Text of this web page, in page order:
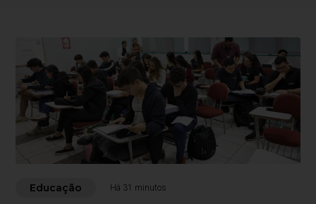
Educação Há 31 minutos